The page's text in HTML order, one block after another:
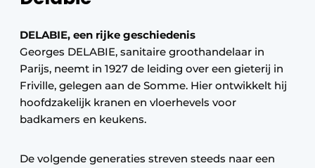
DELABIE, een rijke geschiedenis
Georges DELABIE, sanitaire groothandelaar in
Parijs, neemt in 1927 de leiding over een gieterij in
Friville, gelegen aan de Somme. Hier ontwikkelt hij
hoofdzakelijk kranen en vloerhevels voor
badkamers en keukens.
De volgende generaties streven steeds naar een